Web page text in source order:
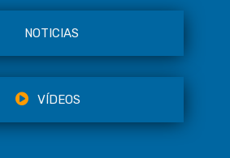
NOTICIAS
VÍDEOS